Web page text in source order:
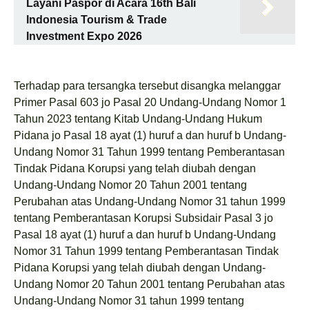
Layani Paspor di Acara 16th Bali
Indonesia Tourism & Trade
Investment Expo 2026
Terhadap para tersangka tersebut disangka melanggar
Primer Pasal 603 jo Pasal 20 Undang-Undang Nomor 1
Tahun 2023 tentang Kitab Undang-Undang Hukum
Pidana jo Pasal 18 ayat (1) huruf a dan huruf b Undang-
Undang Nomor 31 Tahun 1999 tentang Pemberantasan
Tindak Pidana Korupsi yang telah diubah dengan
Undang-Undang Nomor 20 Tahun 2001 tentang
Perubahan atas Undang-Undang Nomor 31 tahun 1999
tentang Pemberantasan Korupsi Subsidair Pasal 3 jo
Pasal 18 ayat (1) huruf a dan huruf b Undang-Undang
Nomor 31 Tahun 1999 tentang Pemberantasan Tindak
Pidana Korupsi yang telah diubah dengan Undang-
Undang Nomor 20 Tahun 2001 tentang Perubahan atas
Undang-Undang Nomor 31 tahun 1999 tentang